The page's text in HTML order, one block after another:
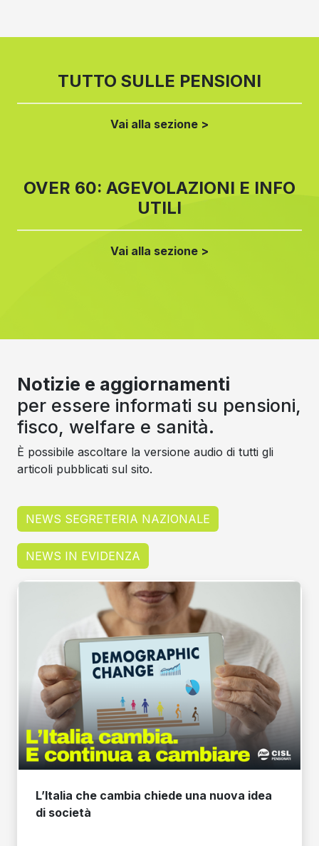
TUTTO SULLE PENSIONI
Vai alla sezione >
OVER 60: AGEVOLAZIONI E INFO
UTILI
Vai alla sezione >
L’Italia che cambia chiede una nuova idea
di società
Notizie e aggiornamenti
per essere informati su pensioni,
fisco, welfare e sanità.
È possibile ascoltare la versione audio di tutti gli
articoli pubblicati sul sito.
NEWS SEGRETERIA NAZIONALE
NEWS IN EVIDENZA